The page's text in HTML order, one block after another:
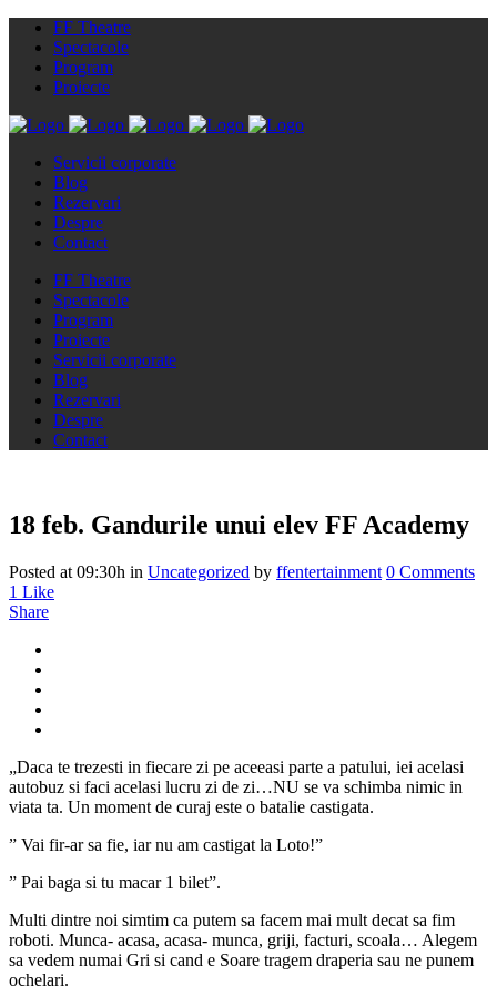
FF Theatre
Spectacole
Program
Proiecte
Servicii corporate
Blog
Rezervari
Despre
Contact
FF Theatre
Spectacole
Program
Proiecte
Servicii corporate
Blog
Rezervari
Despre
Contact
18 feb. Gandurile unui elev FF Academy
Posted at 09:30h in Uncategorized by ffentertainment 0 Comments
1 Like
Share
„Daca te trezesti in fiecare zi pe aceeasi parte a patului, iei acelasi
autobuz si faci acelasi lucru zi de zi…NU se va schimba nimic in
viata ta. Un moment de curaj este o batalie castigata.
” Vai fir-ar sa fie, iar nu am castigat la Loto!”
” Pai baga si tu macar 1 bilet”.
Multi dintre noi simtim ca putem sa facem mai mult decat sa fim
roboti. Munca- acasa, acasa- munca, griji, facturi, scoala… Alegem
sa vedem numai Gri si cand e Soare tragem draperia sau ne punem
ochelari.